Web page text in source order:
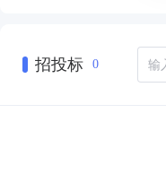
招投标 0